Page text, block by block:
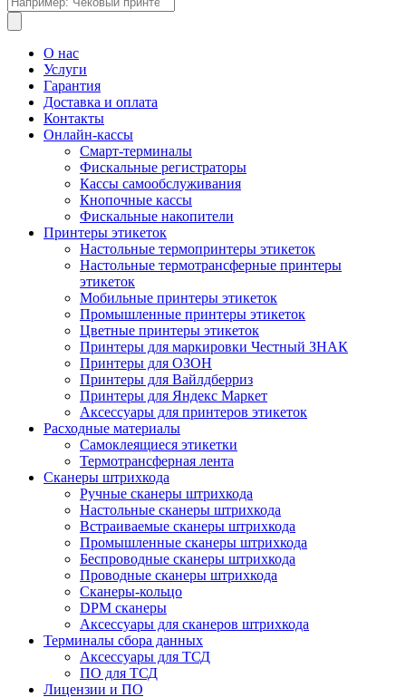
товаров
О нас
Услуги
Гарантия
Доставка и оплата
Контакты
Онлайн-кассы
Смарт-терминалы
Фискальные регистраторы
Кассы самообслуживания
Кнопочные кассы
Фискальные накопители
Принтеры этикеток
Настольные термопринтеры этикеток
Настольные термотрансферные принтеры
этикеток
Мобильные принтеры этикеток
Промышленные принтеры этикеток
Цветные принтеры этикеток
Принтеры для маркировки Честный ЗНАК
Принтеры для ОЗОН
Принтеры для Вайлдберриз
Принтеры для Яндекс Маркет
Аксессуары для принтеров этикеток
Расходные материалы
Самоклеящиеся этикетки
Термотрансферная лента
Сканеры штрихкода
Ручные сканеры штрихкода
Настольные сканеры штрихкода
Встраиваемые сканеры штрихкода
Промышленные сканеры штрихкода
Беспроводные сканеры штрихкода
Проводные сканеры штрихкода
Сканеры-кольцо
DPM сканеры
Аксессуары для сканеров штрихкода
Терминалы сбора данных
Аксессуары для ТСД
ПО для ТСД
Лицензии и ПО